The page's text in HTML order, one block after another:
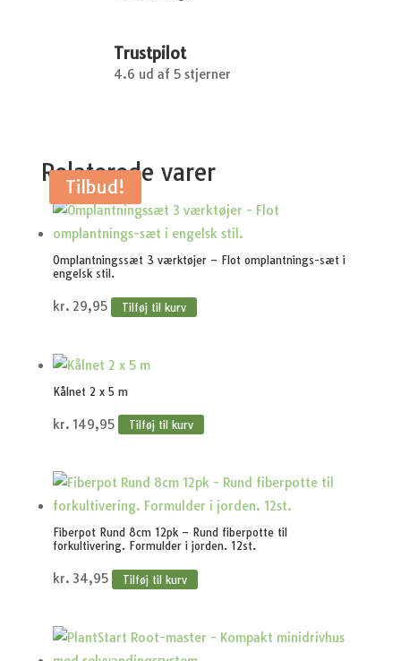
Trustpilot
4.6 ud af 5 stjerner
Relaterede varer
Omplantningssæt 3 værktøjer – Flot omplantnings-sæt i
engelsk stil.
kr. 29,95 Tilføj til kurv
Kålnet 2 x 5 m
kr. 149,95 Tilføj til kurv
Fiberpot Rund 8cm 12pk – Rund fiberpotte til
forkultivering. Formulder i jorden. 12st.
kr. 34,95 Tilføj til kurv
Tilbud!